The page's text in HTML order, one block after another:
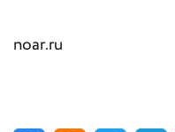
noar.ru